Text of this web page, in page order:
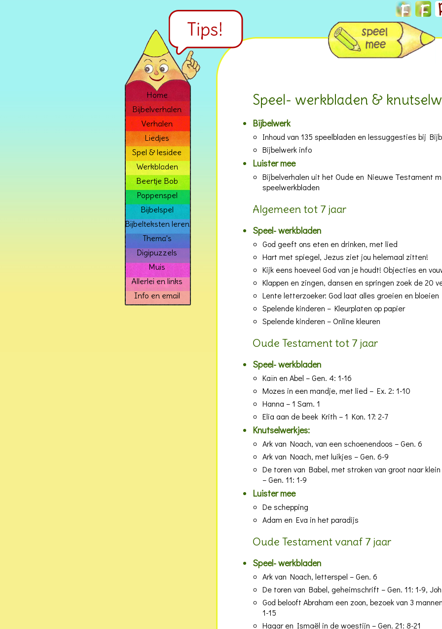
Home
Bijbelverhalen
Verhalen
Liedjes
Spel & lesidee
Werkbladen
Beertje Bob
Poppenspel
Bijbelspel
Bijbelteksten leren
Thema's
Digipuzzels
Muis
Allerlei en links
Info en email
Speel- werkbladen &
Bijbelwerk
Inhoud van 135 speelbladen en lessuggesties bij
Bijbelwerk info
Luister mee
Bijbelverhalen uit het Oude en Nieuwe Testament
speelwerkbladen
Algemeen tot 7 jaar
Speel- werkbladen
God geeft ons eten en drinken, met lied
Hart met spiegel, Jezus ziet jou helemaal zitten!
Kijk eens hoeveel God van je houdt! Objecties en
Klappen en zingen, dansen en springen zoek de 20
Lente letterzoeker: God laat alles groeien en bloeien
Spelende kinderen – Kleurplaten op papier
Spelende kinderen – Online kleuren
Oude Testament tot 7 jaar
Speel- werkbladen
Kaïn en Abel – Gen. 4: 1-16
Mozes in een mandje, met lied – Ex. 2: 1-10
Hanna – 1 Sam. 1
Elia aan de beek Krith – 1 Kon. 17: 2-7
Knutselwerkjes:
Ark van Noach, van een schoenendoos – Gen. 6
Ark van Noach, met luikjes – Gen. 6-9
De toren van Babel, met stroken van groot naar klein
– Gen. 11: 1-9
Luister mee
De schepping
Adam en Eva in het paradijs
Oude Testament vanaf 7 jaar
Speel- werkbladen
Ark van Noach, letterspel – Gen. 6
De toren van Babel, geheimschrift – Gen. 11: 1-9,
God belooft Abraham een zoon, bezoek van 3
1-15
Hagar en Ismaël in de woestijn – Gen. 21: 8-21